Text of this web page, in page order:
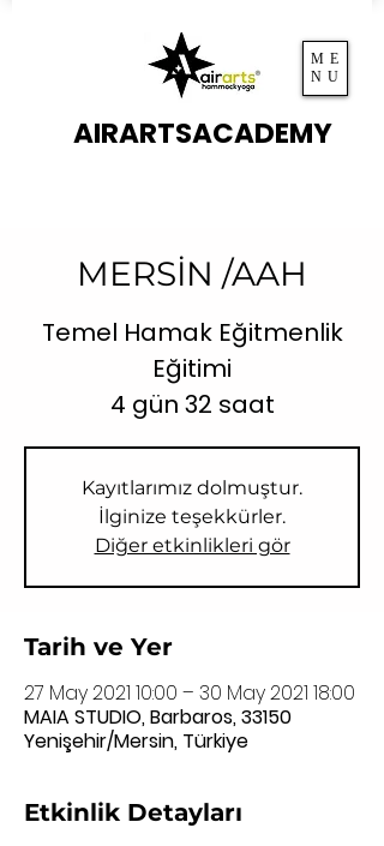
ME
NU
AIRARTSACADEMY
MERSİN /AAH
Temel Hamak Eğitmenlik
Eğitimi
4 gün 32 saat
Kayıtlarımız dolmuştur.
İlginize teşekkürler.
Diğer etkinlikleri gör
Tarih ve Yer
27 May 2021 10:00 – 30 May 2021 18:00
MAIA STUDIO, Barbaros, 33150
Yenişehir/Mersin, Türkiye
Etkinlik Detayları